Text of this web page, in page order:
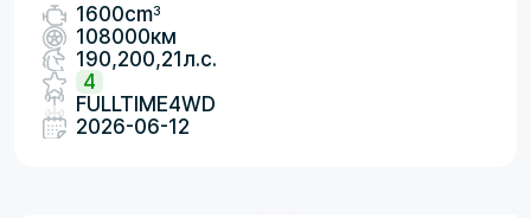
1600cm3
108000км
190,200,21л.с.
4
FULLTIME4WD
2026-06-12